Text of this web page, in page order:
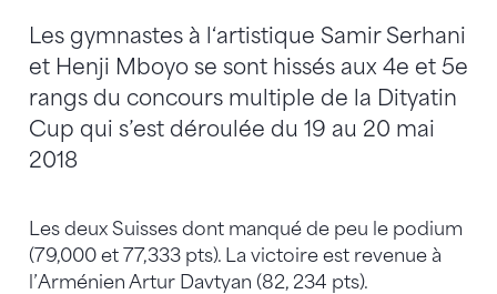
Les gymnastes à l‘artistique Samir Serhani
et Henji Mboyo se sont hissés aux 4e et 5e
rangs du concours multiple de la Dityatin
Cup qui s’est déroulée du 19 au 20 mai
2018
Les deux Suisses dont manqué de peu le podium
(79,000 et 77,333 pts). La victoire est revenue à
l’Arménien Artur Davtyan (82, 234 pts).